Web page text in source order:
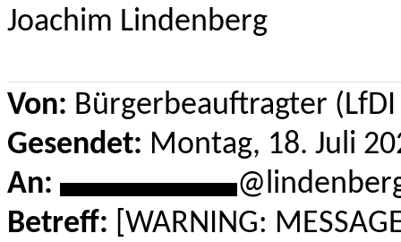
Joachim Lindenberg
Von: Bürgerbeauftragter (LfDI
Gesendet: Montag, 18. Juli
An: ***********
Betreff: [WARNING: